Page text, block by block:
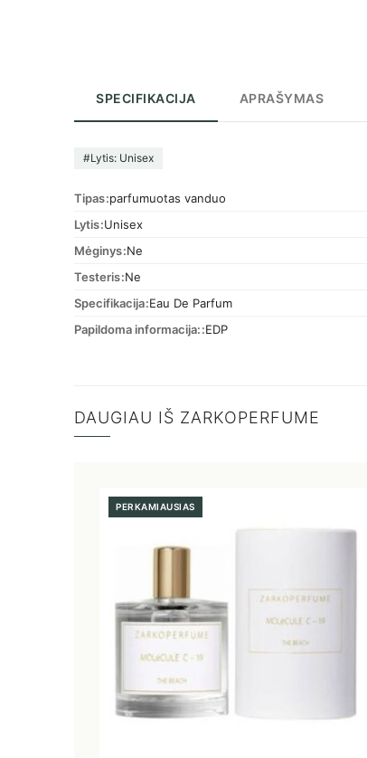
SPECIFIKACIJA APRAŠYMAS
#Lytis: Unisex
Tipas parfumuotas vanduo
Lytis Unisex
Mėginys Ne
Testeris Ne
Specifikacija Eau De Parfum
Papildoma informacija: EDP
DAUGIAU IŠ ZARKOPERFUME
PERKAMIAUSIAS